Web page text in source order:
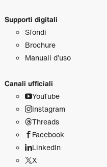
Supporti digitali
Sfondi
Brochure
Manuali d’uso
Canali ufficiali
YouTube
Instagram
Threads
Facebook
LinkedIn
X